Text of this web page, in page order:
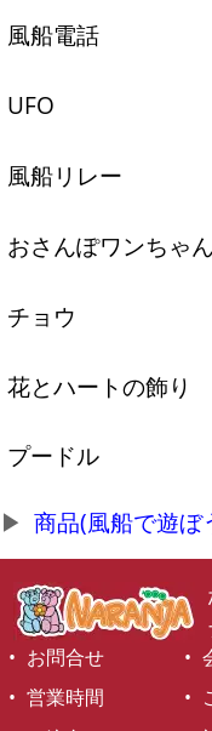
風船電話
UFO
風船リレー
おさんぽワンちゃん
チョウ
花とハートの飾り
プードル
商品(風船で遊ぼ
お問合せ
営業時間